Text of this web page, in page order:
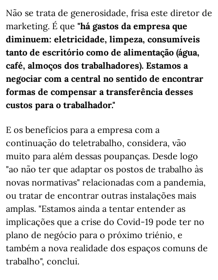
Não se trata de generosidade, frisa este diretor de
marketing. É que "há gastos da empresa que
diminuem: eletricidade, limpeza, consumíveis
tanto de escritório como de alimentação (água,
café, almoços dos trabalhadores). Estamos a
negociar com a central no sentido de encontrar
formas de compensar a transferência desses
custos para o trabalhador."
E os benefícios para a empresa com a
continuação do teletrabalho, considera, vão
muito para além dessas poupanças. Desde logo
"ao não ter que adaptar os postos de trabalho às
novas normativas" relacionadas com a pandemia,
ou tratar de encontrar outras instalações mais
amplas. "Estamos ainda a tentar entender as
implicações que a crise do Covid-19 pode ter no
plano de negócio para o próximo triénio, e
também a nova realidade dos espaços comuns de
trabalho", conclui.